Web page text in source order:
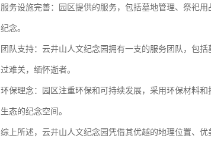
服务设施完善：园区提供的服务，包括墓地管理、祭祀
纪念。
团队支持：云井山人文纪念园拥有一支的服务团队，包
过难关，缅怀逝者。
环保理念：园区注重环保和可持续发展，采用环保材料
生态的纪念空间。
综上所述，云井山人文纪念园凭借其优越的地理位置、